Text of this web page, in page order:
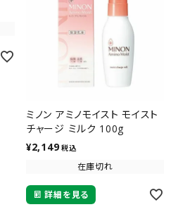
ミノン アミノモイスト モイスト
チャージ ミルク 100g
¥2,149 税込
在庫切れ
詳細を見る